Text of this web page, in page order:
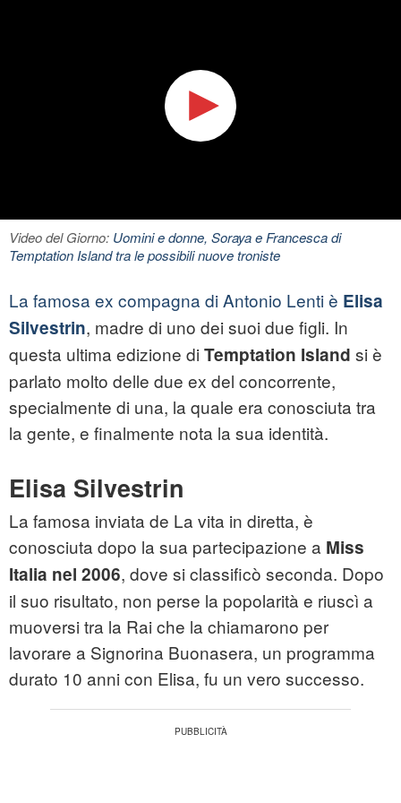
Video del Giorno: Uomini e donne, Soraya e Francesca di
Temptation Island tra le possibili nuove troniste
La famosa ex compagna di Antonio Lenti è Elisa
Silvestrin, madre di uno dei suoi due figli. In
questa ultima edizione di Temptation Island si è
parlato molto delle due ex del concorrente,
specialmente di una, la quale era conosciuta tra
la gente, e finalmente nota la sua identità.
Elisa Silvestrin
La famosa inviata de La vita in diretta, è
conosciuta dopo la sua partecipazione a Miss
Italia nel 2006, dove si classificò seconda. Dopo
il suo risultato, non perse la popolarità e riuscì a
muoversi tra la Rai che la chiamarono per
lavorare a Signorina Buonasera, un programma
durato 10 anni con Elisa, fu un vero successo.